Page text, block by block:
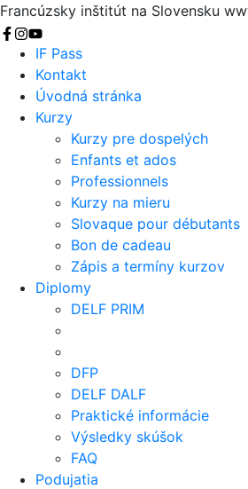
Francúzsky inštitút na Slovensku
Vyhľadať
IF Pass
Kontakt
Úvodná stránka
Kurzy
Kurzy pre dospelých
Enfants et ados
Professionnels
Kurzy na mieru
Slovaque pour débutants
Bon de cadeau
Zápis a termíny kurzov
Diplomy
DELF PRIM
DFP
DELF DALF
Praktické informácie
Výsledky skúšok
FAQ
Podujatia